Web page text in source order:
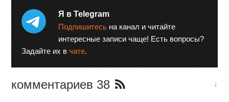
Я в Telegram
Подпишитесь на канал и читайте
интересные записи чаще! Есть вопросы?
Задайте их вчате.
комментариев 38 ↓